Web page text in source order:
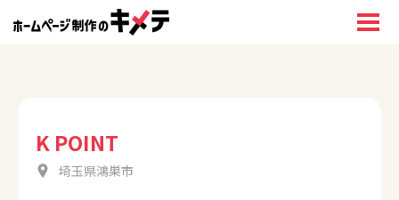
K POINT
埼玉県鴻巣市